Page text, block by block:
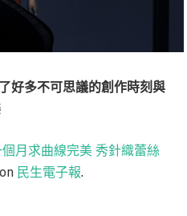
好多不可思議的創作時刻與
月求曲線完美 秀針織蕾絲
民生電子報.